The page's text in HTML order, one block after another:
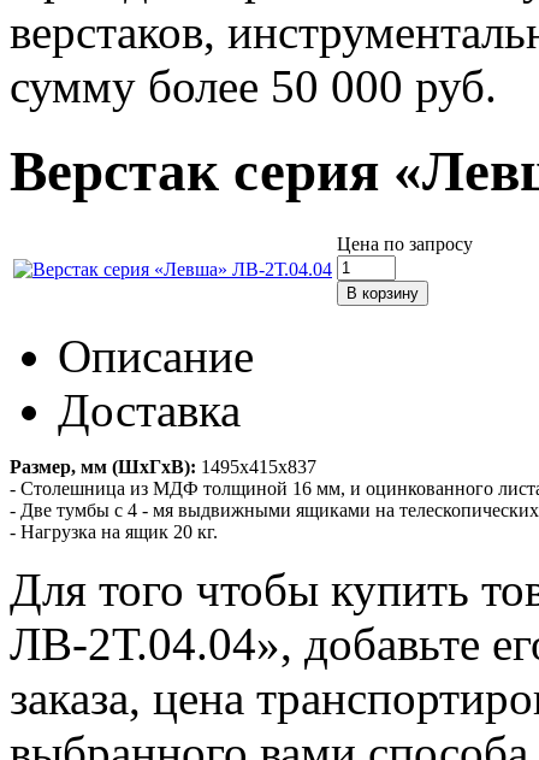
верстаков,
сумму более 50 000 руб.
Верстак серия
Цена по запросу
Описание
Доставка
Размер, мм (ШхГхВ): 1495х415х837
- Столешница из МДФ толщиной 16 мм, и оцинкованного
- Две тумбы с 4 - мя выдвижными ящиками на
- Нагрузка на ящик 20 кг.
Для того чтобы купить
ЛВ-2Т.04.04», добавьте
заказа, цена